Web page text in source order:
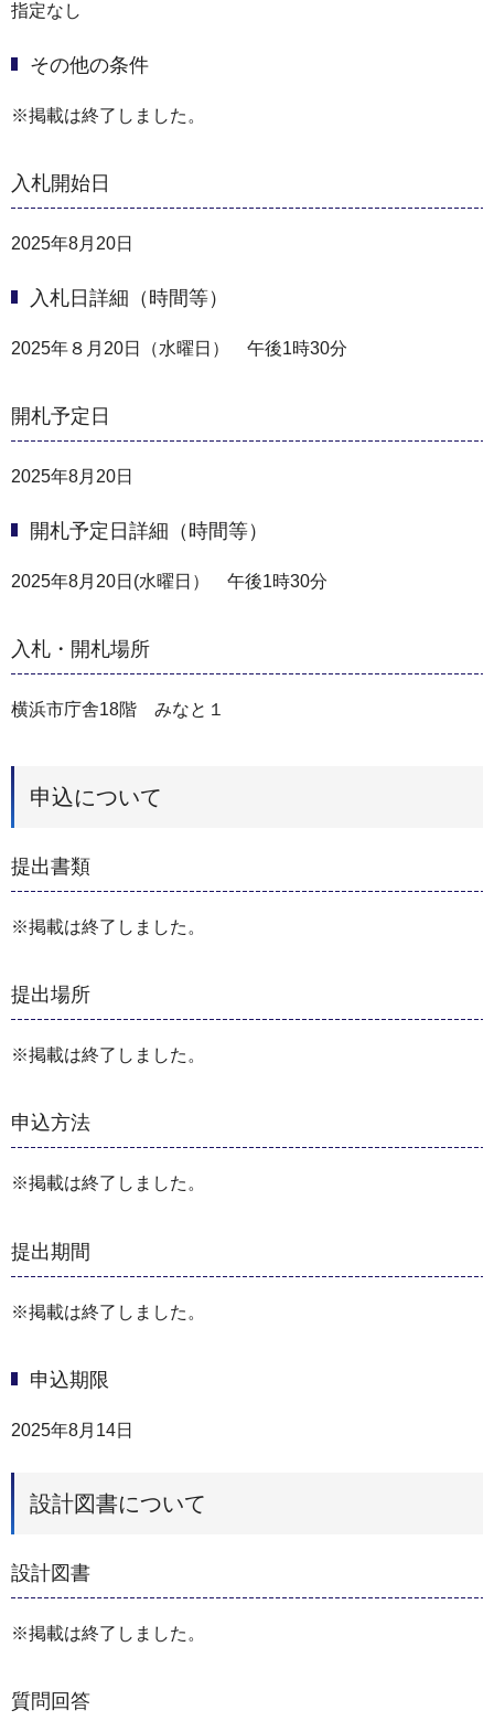
指定なし
その他の条件
※掲載は終了しました。
入札開始日
2025年8月20日
入札日詳細（時間等）
2025年８月20日（水曜日） 午後1時30分
開札予定日
2025年8月20日
開札予定日詳細（時間等）
2025年8月20日(水曜日） 午後1時30分
入札・開札場所
横浜市庁舎18階 みなと１
申込について
提出書類
※掲載は終了しました。
提出場所
※掲載は終了しました。
申込方法
※掲載は終了しました。
提出期間
※掲載は終了しました。
申込期限
2025年8月14日
設計図書について
設計図書
※掲載は終了しました。
質問回答